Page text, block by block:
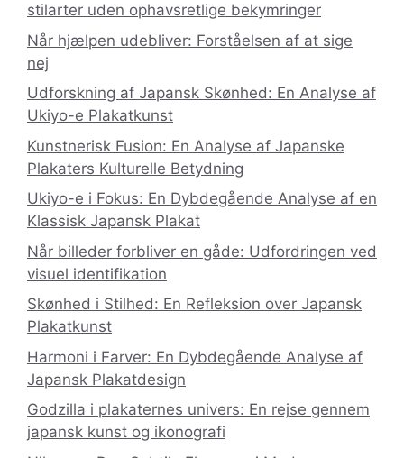
stilarter uden ophavsretlige bekymringer
Når hjælpen udebliver: Forståelsen af at sige
nej
Udforskning af Japansk Skønhed: En Analyse af
Ukiyo-e Plakatkunst
Kunstnerisk Fusion: En Analyse af Japanske
Plakaters Kulturelle Betydning
Ukiyo-e i Fokus: En Dybdegående Analyse af en
Klassisk Japansk Plakat
Når billeder forbliver en gåde: Udfordringen ved
visuel identifikation
Skønhed i Stilhed: En Refleksion over Japansk
Plakatkunst
Harmoni i Farver: En Dybdegående Analyse af
Japansk Plakatdesign
Godzilla i plakaternes univers: En rejse gennem
japansk kunst og ikonografi